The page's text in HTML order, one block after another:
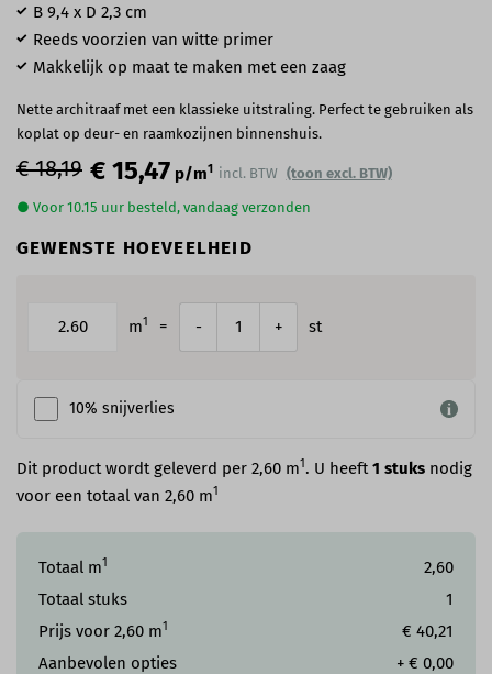
€ 18,19 € 15,47 p/m1 incl. BTW (toon excl. BTW)
● Voor 10.15 uur besteld, vandaag verzonden
GEWENSTE HOEVEELHEID
m1 = - + st
10% snijverlies
Dit product wordt geleverd per 2,60 m1. U heeft1 stuks nodig
voor een totaal van 2,60 m1
Totaal m1
2,60
Totaal stuks
1
Prijs voor 2,60 m1
€ 40,21
Aanbevolen opties
+ € 0,00
B 9,4 x D 2,3 cm
Reeds voorzien van witte primer
Makkelijk op maat te maken met een zaag
Nette architraaf met een klassieke uitstraling. Perfect te gebruiken als
koplat op deur- en raamkozijnen binnenshuis.